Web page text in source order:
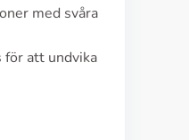
med svåra
för att undvika